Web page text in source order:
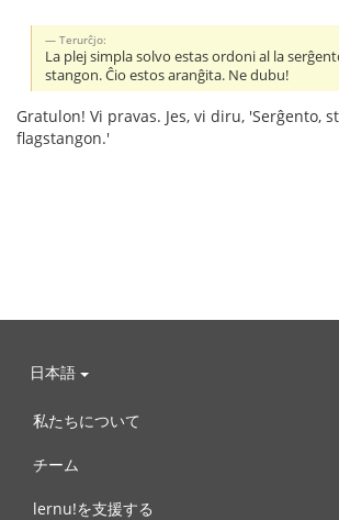
Terurĉjo:
La plej simpla solvo estas ordoni al la
stangon. Ĉio estos aranĝita. Ne dubu!
Gratulon! Vi pravas. Jes, vi diru, 'Serĝento,
flagstangon.'
日本語
私たちについて
チーム
lernu!を支援する